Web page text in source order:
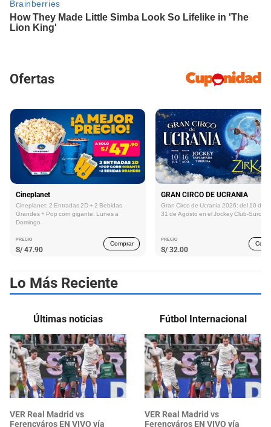
Ofertas
Cineplanet
Cineplanet: 2 Entradas 2D + 2 Bebidas
Grandes + Pop corn gigante. Lunes a
Domingo
PRECIO
S/ 47.90
Comprar
GRAN CIRCO DE UCRANIA
Gran Circo de Ucrania 2026: del 10 de
31 de Agosto en el Jockey Club-Surco
PRECIO
S/ 32.00
Lo Más Reciente
Últimas noticias
VER Real Madrid vs
Ferencváros EN VIVO vía
Fútbol Internacional
VER Real Madrid vs
Ferencváros EN VIVO vía